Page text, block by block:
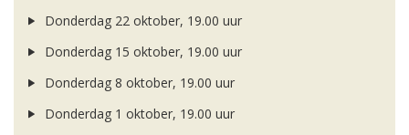
Donderdag 22 oktober, 19.00 uur
Donderdag 15 oktober, 19.00 uur
Donderdag 8 oktober, 19.00 uur
Donderdag 1 oktober, 19.00 uur